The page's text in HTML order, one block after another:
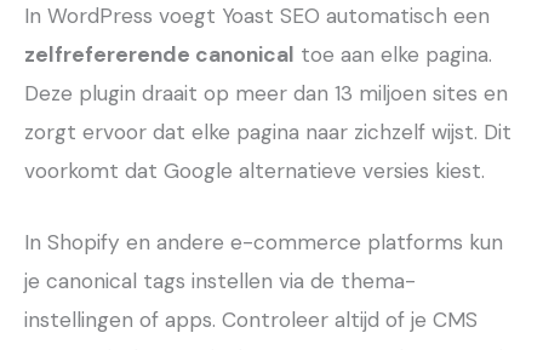
In WordPress voegt Yoast SEO automatisch een
zelfrefererende canonical toe aan elke pagina.
Deze plugin draait op meer dan 13 miljoen sites en
zorgt ervoor dat elke pagina naar zichzelf wijst. Dit
voorkomt dat Google alternatieve versies kiest.
In Shopify en andere e-commerce platforms kun
je canonical tags instellen via de thema-
instellingen of apps. Controleer altijd of je CMS